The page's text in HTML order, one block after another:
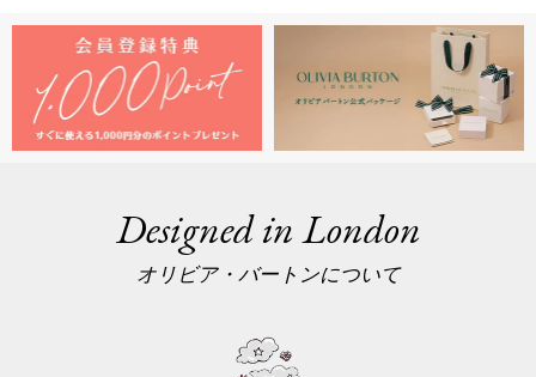
Designed in London
オリビア・バートンについて